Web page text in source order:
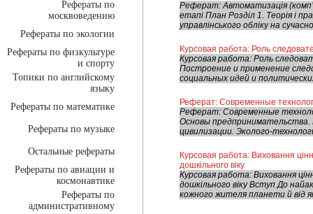
Рефераты по
москвоведению
Рефераты по экологии
Рефераты по физкультуре
и спорту
Топики по английскому
языку
Рефераты по математике
Рефераты по музыке
Остальные рефераты
Рефераты по авиации и
космонавтике
Рефераты по
административному
Реферат: Автоматизація
етапі План Розділ 1. Теорія і
управлінського обліку на
Курсовая работа: Роль
Курсовая работа: Роль
Построение и применение
социальных идей и
Реферат: Современные
Реферат: Современные
Основы предпринимательства.
цивилизации. Эколого-
Курсовая работа: Виховання
дошкільного віку
Курсовая работа: Виховання
дошкільного віку Вступ До
кожного жителя планети й від